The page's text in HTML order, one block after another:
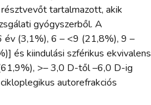
tartalmazott, akik
gyógyszerből. A
év (3,1%), 6 – <9 (21,8%), 9 –
és kiindulási szférikus ekvivalens
>– 3,0 D-től –6,0 D-ig
autorefrakciós